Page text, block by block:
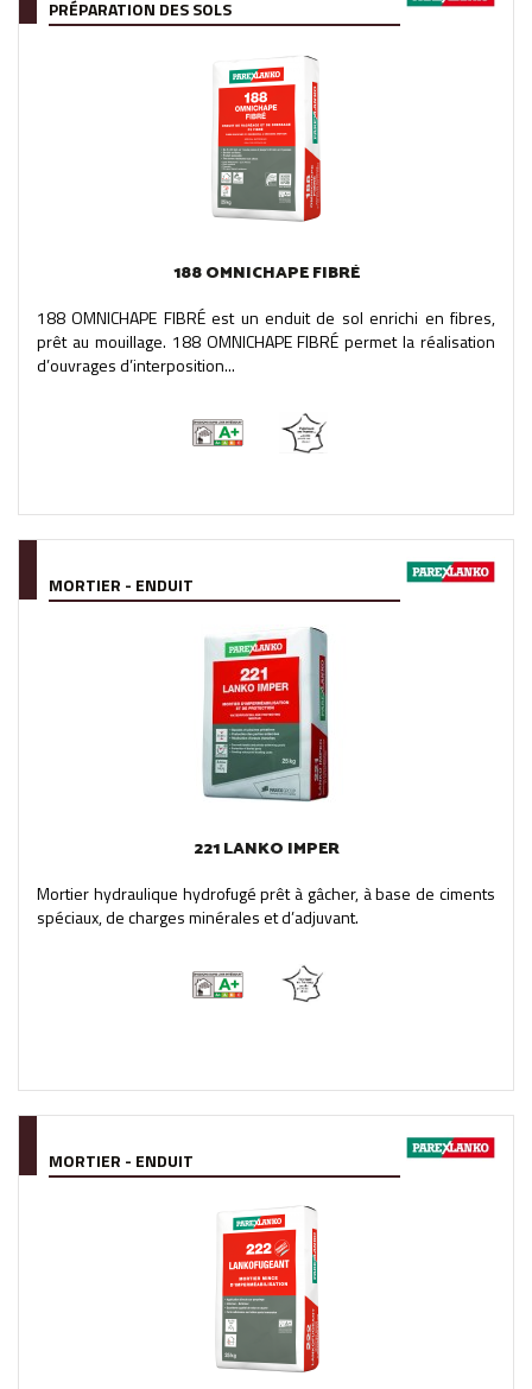
PRÉPARATION DES SOLS
188 OMNICHAPE FIBRÉ
188 OMNICHAPE FIBRÉ est un enduit de sol enrichi en fibres,
prêt au mouillage. 188 OMNICHAPE FIBRÉ permet la réalisation
d’ouvrages d’interposition...
MORTIER - ENDUIT
221 LANKO IMPER
Mortier hydraulique hydrofugé prêt à gâcher, à base de ciments
spéciaux, de charges minérales et d’adjuvant.
MORTIER - ENDUIT